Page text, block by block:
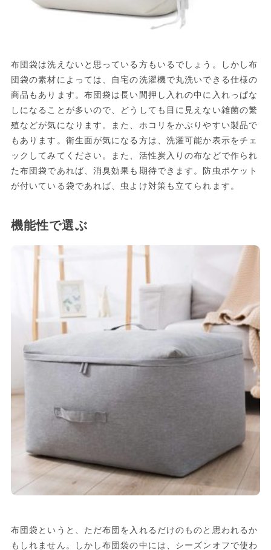
布団袋は洗えないと思っている方もいるでしょう。しかし布
団袋の素材によっては、自宅の洗濯機で丸洗いできる仕様の
商品もあります。布団袋は長い間押し入れの中に入れっぱな
しになることが多いので、どうしても目に見えない雑菌の繁
殖などが気になります。また、ホコリをかぶりやすい製品で
もあります。衛生面が気になる方は、洗濯可能か表示をチェ
ックしてみてください。また、活性炭入りの布などで作られ
た布団袋であれば、消臭効果も期待できます。防虫ポケット
が付いている袋であれば、虫よけ対策も立てられます。
機能性で選ぶ
布団袋というと、ただ布団を入れるだけのものと思われるか
もしれません。しかし布団袋の中には、シーズンオフで使わ